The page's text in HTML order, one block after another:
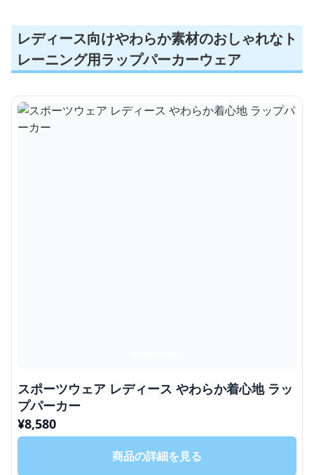
レディース向けやわらか素材のおしゃれなト
レーニング用ラップパーカーウェア
スポーツウェア レディース やわらか着心地 ラッ
プパーカー
¥8,580
商品の詳細を見る